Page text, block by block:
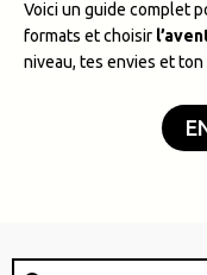
Voici un guide complet
formats et choisir
niveau, tes envies et
Rechercher